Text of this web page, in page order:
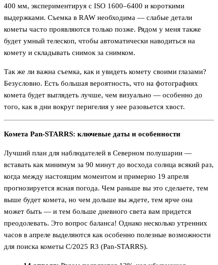
400 мм, экспериментируя с ISO 1600–6400 и короткими
выдержками. Съемка в RAW необходима — слабые детали
кометы часто проявляются только позже. Рядом у меня также
будет умный телескоп, чтобы автоматически наводиться на
комету и складывать снимок за снимком.
Так же ли важна съемка, как и увидеть комету своими глазами?
Безусловно. Есть большая вероятность, что на фотографиях
комета будет выглядеть лучше, чем визуально — особенно до
того, как в дни вокруг перигелия у нее разовьется хвост.
Комета Pan-STARRS: ключевые даты и особенности
Лучший план для наблюдателей в Северном полушарии —
вставать как минимум за 90 минут до восхода солнца всякий раз,
когда между настоящим моментом и примерно 19 апреля
прогнозируется ясная погода. Чем раньше вы это сделаете, тем
выше будет комета, но чем дольше вы ждете, тем ярче она
может быть — и тем больше дневного света вам придется
преодолевать. Это вопрос баланса! Однако несколько утренних
часов в апреле выделяются как особенно полезные возможности
для поиска кометы C/2025 R3 (Pan-STARRS).